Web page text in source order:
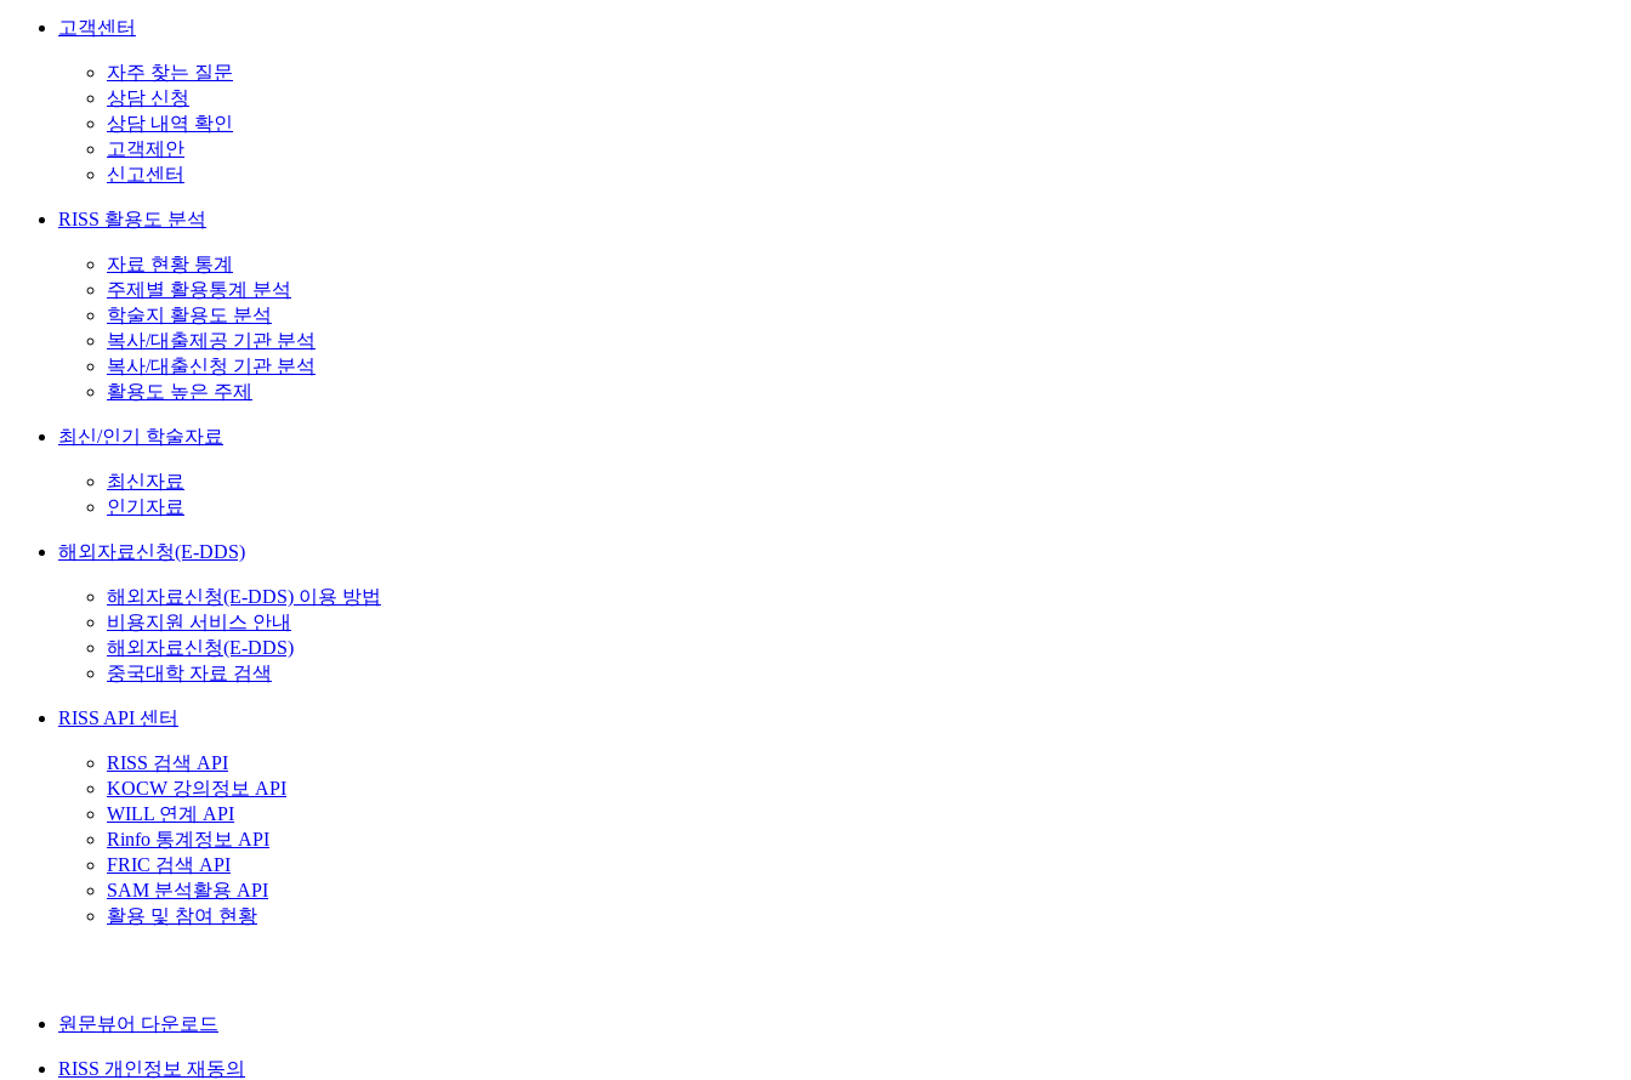
고객센터
자주 찾는 질문
상담 신청
상담 내역 확인
고객제안
신고센터
RISS 활용도 분석
자료 현황 통계
주제별 활용통계 분석
학술지 활용도 분석
복사/대출제공 기관 분석
복사/대출신청 기관 분석
활용도 높은 주제
최신/인기 학술자료
최신자료
인기자료
해외자료신청(E-DDS)
해외자료신청(E-DDS) 이용 방법
비용지원 서비스 안내
해외자료신청(E-DDS)
중국대학 자료 검색
RISS API 센터
RISS 검색 API
KOCW 강의정보 API
WILL 연계 API
Rinfo 통계정보 API
FRIC 검색 API
SAM 분석활용 API
활용 및 참여 현황
원문뷰어 다운로드
RISS 개인정보 재동의